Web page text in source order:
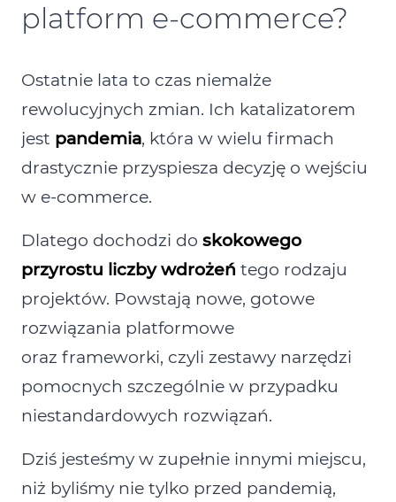
platform e‑commerce?
Ostatnie lata to czas niemalże
rewolucyjnych zmian. Ich katalizatorem
jest pandemia, która w wielu firmach
drastycznie przyspiesza decyzję o wejściu
w e‑commerce.
Dlatego dochodzi do skokowego
przyrostu liczby wdrożeń tego rodzaju
projektów. Powstają nowe, gotowe
rozwiązania platformowe
oraz frameworki, czyli zestawy narzędzi
pomocnych szczególnie w przypadku
niestandardowych rozwiązań.
Dziś jesteśmy w zupełnie innymi miejscu,
niż byliśmy nie tylko przed pandemią,